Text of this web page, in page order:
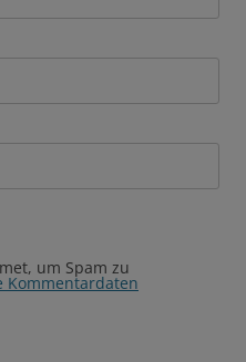
um Spam zu
Kommentardaten